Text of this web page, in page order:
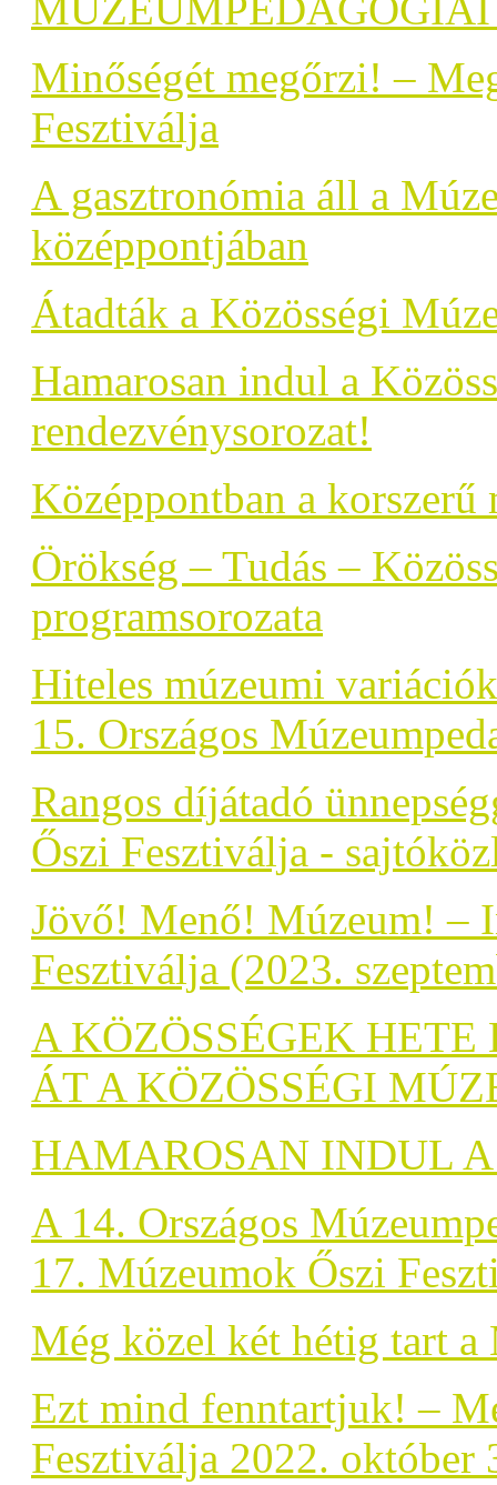
Minőségét megőrzi! –
Fesztiválja
A gasztronómia áll a
középpontjában
Átadták a Közösségi
Hamarosan indul a
rendezvénysorozat!
Középpontban a korszerű
Örökség – Tudás –
programsorozata
Hiteles múzeumi
15. Országos
Rangos díjátadó
Őszi Fesztiválja -
Jövő! Menő! Múzeum! –
Fesztiválja (2023.
A KÖZÖSSÉGEK
ÁT A KÖZÖSSÉGI
HAMAROSAN INDUL
A 14. Országos
17. Múzeumok Őszi
Még közel két hétig tart
Ezt mind fenntartjuk! –
Fesztiválja 2022. október